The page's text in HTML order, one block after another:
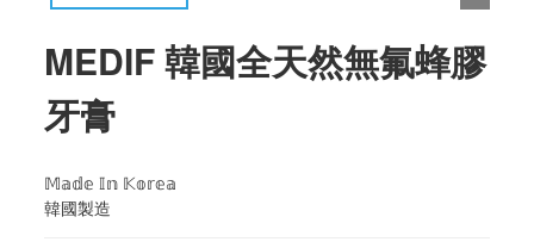
MEDIF 韓國全天然無氟蜂膠
牙膏
𝕄𝕒𝕕𝕖 𝕀𝕟 𝕂𝕠𝕣𝕖𝕒
韓國製造